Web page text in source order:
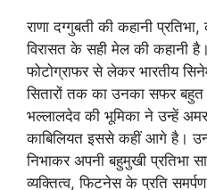
राणा दग्गुबती की कहानी
विरासत के सही मेल की कहानी
फोटोग्राफर से लेकर भारतीय
सितारों तक का उनका सफर बहुत
भल्लालदेव की भूमिका ने उन्हें
काबिलियत इससे कहीं आगे है।
निभाकर अपनी बहुमुखी प्रतिभा
व्यक्तित्व, फिटनेस के प्रति